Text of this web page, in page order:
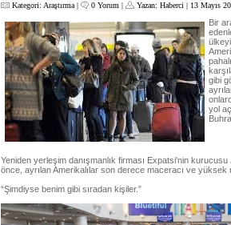
Kategori: Araştırma | 0 Yorum | Yazan: Haberci | 13 Mayıs
Bir
gibi
yol
Yeniden yerleşim danışmanlık firması Expatsi'nin
önce, ayrılan Amerikalılar son derece maceracı ve
“Şimdiyse benim gibi sıradan kişiler.”